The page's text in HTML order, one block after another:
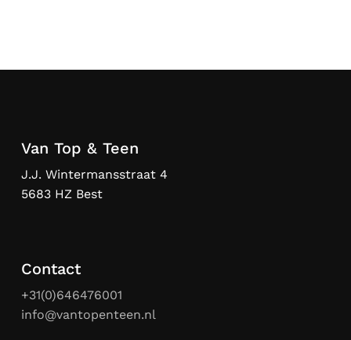
Van Top & Teen
J.J. Wintermansstraat 4
5683 HZ Best
Contact
+31(0)646476001
info@vantopenteen.nl